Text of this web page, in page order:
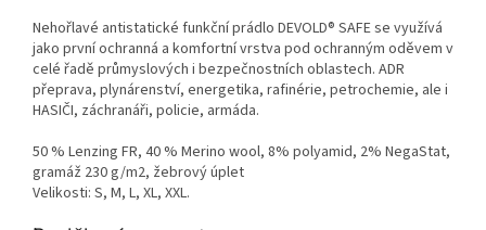
Nehořlavé antistatické funkční prádlo DEVOLD® SAFE se využívá
jako první ochranná a komfortní vrstva pod ochranným oděvem v
celé řadě průmyslových i bezpečnostních oblastech. ADR
přeprava, plynárenství, energetika, rafinérie, petrochemie, ale i
HASIČI, záchranáři, policie, armáda.
50 % Lenzing FR, 40 % Merino wool, 8% polyamid, 2% NegaStat,
gramáž 230 g/m2, žebrový úplet
Velikosti: S, M, L, XL, XXL.